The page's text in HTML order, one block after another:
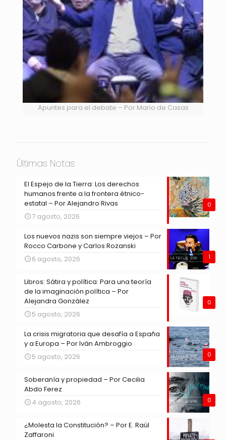
Apuntes para el debate – Por Mario de Casas
Últimas Notas
0
El Espejo de la Tierra: Los derechos
humanos frente a la frontera étnico-
estatal – Por Alejandro Rivas
7 agosto, 2026
1
Los nuevos nazis son siempre viejos – Por
Rocco Carbone y Carlos Rozanski
6 agosto, 2026
0
Libros: Sátira y política: Para una teoría
de la imaginación política – Por
Alejandra González
5 agosto, 2026
0
La crisis migratoria que desafía a España
y a Europa – Por Iván Ambroggio
5 agosto, 2026
0
Soberanía y propiedad – Por Cecilia
Abdo Ferez
4 agosto, 2026
¿Molesta la Constitución? – Por E. Raúl
Zaffaroni